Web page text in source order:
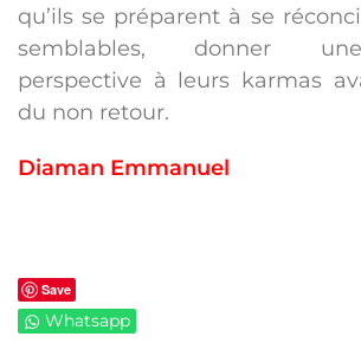
qu’ils se préparent à se
semblables, donner
perspective à leurs karmas
du non retour.
Diaman Emmanuel
Save
Whatsapp